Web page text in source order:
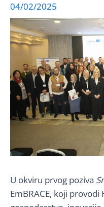
04/02/2025
U okviru prvog poziva
EmBRACE, koji